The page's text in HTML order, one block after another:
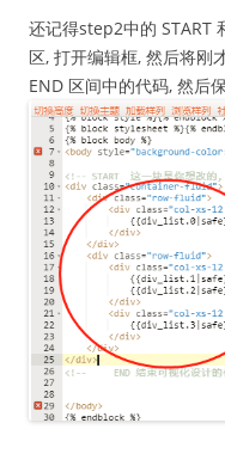
还记得step2中的 START
区, 打开编辑框, 然后将刚
END 区间中的代码, 然后